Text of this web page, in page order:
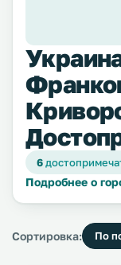
6
Подробнее о
Сортировка: По